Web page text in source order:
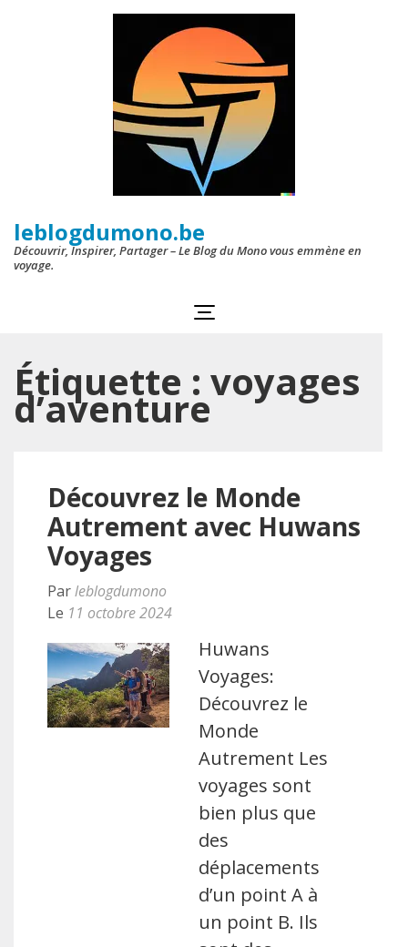
leblogdumono.be
Découvrir, Inspirer, Partager – Le Blog du Mono vous emmène en
voyage.
Étiquette : voyages
d’aventure
Découvrez le Monde
Autrement avec Huwans
Voyages
Parleblogdumono
Le 11 octobre 2024
Huwans
Voyages:
Découvrez le
Monde
Autrement Les
voyages sont
bien plus que
des
déplacements
d’un point A à
un point B. Ils